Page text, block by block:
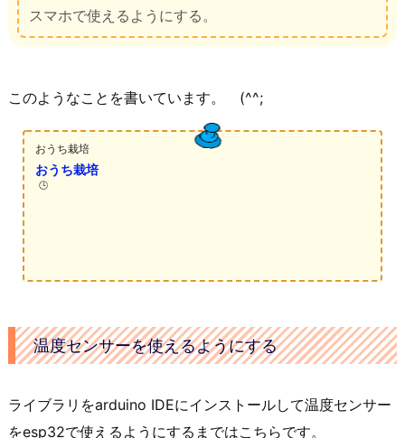
スマホで使えるようにする。
このようなことを書いています。 (^^;
おうち栽培
おうち栽培
🕒️
温度センサーを使えるようにする
ライブラリをarduino IDEにインストールして温度センサー
をesp32で使えるようにするまではこちらです。